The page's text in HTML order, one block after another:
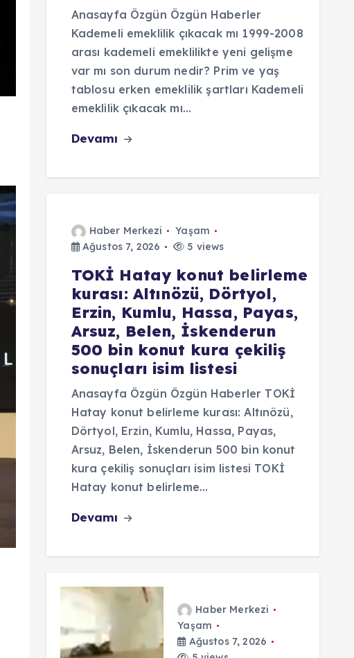
Anasayfa Özgün Özgün Haberler
Kademeli emeklilik çıkacak mı 1999-2008
arası kademeli emeklilikte yeni gelişme
var mı son durum nedir? Prim ve yaş
tablosu erken emeklilik şartları Kademeli
emeklilik çıkacak mı…
Devamı
Haber Merkezi
Yaşam
Ağustos 7, 2026
5 views
TOKİ Hatay konut belirleme
kurası: Altınözü, Dörtyol,
Erzin, Kumlu, Hassa, Payas,
Arsuz, Belen, İskenderun
500 bin konut kura çekiliş
sonuçları isim listesi
Anasayfa Özgün Özgün Haberler TOKİ
Hatay konut belirleme kurası: Altınözü,
Dörtyol, Erzin, Kumlu, Hassa, Payas,
Arsuz, Belen, İskenderun 500 bin konut
kura çekiliş sonuçları isim listesi TOKİ
Hatay konut belirleme…
Devamı
Haber Merkezi
Yaşam
Ağustos 7, 2026